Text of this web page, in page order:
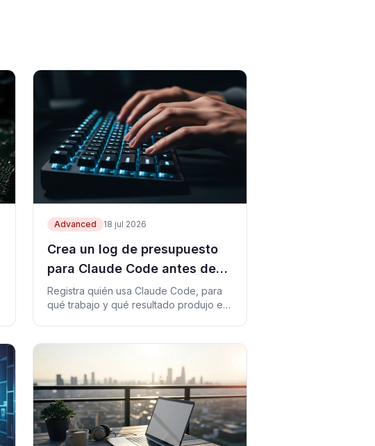
Advanced 18 jul 2026
Crea un log de presupuesto
para Claude Code antes de
que el coste se vuelva
borroso
Registra quién usa Claude Code, para
qué trabajo y qué resultado produjo en